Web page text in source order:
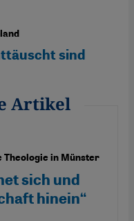
sind
Artikel
Theologie in Münster
sich und
hinein“